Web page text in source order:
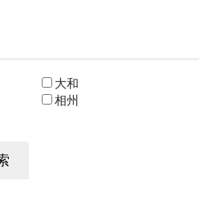
大和
相州